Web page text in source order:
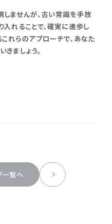
ませんが、古い常識を手放
れることで、確実に進歩し
れらのアプローチで、あなた
ましょう。
一覧へ